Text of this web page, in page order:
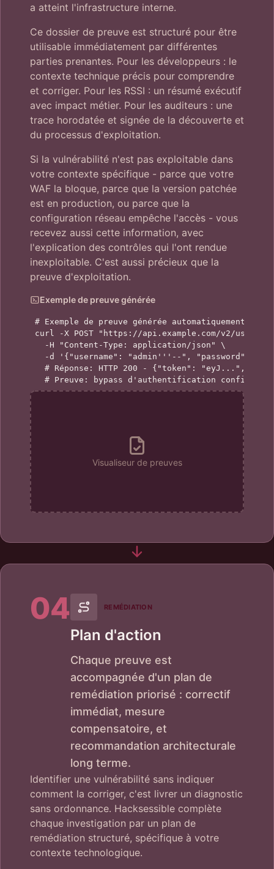
a atteint l'infrastructure interne.
Ce dossier de preuve est structuré pour être
utilisable immédiatement par différentes
parties prenantes. Pour les développeurs : le
contexte technique précis pour comprendre
et corriger. Pour les RSSI : un résumé exécutif
avec impact métier. Pour les auditeurs : une
trace horodatée et signée de la découverte et
du processus d'exploitation.
Si la vulnérabilité n'est pas exploitable dans
votre contexte spécifique - parce que votre
WAF la bloque, parce que la version patchée
est en production, ou parce que la
configuration réseau empêche l'accès - vous
recevez aussi cette information, avec
l'explication des contrôles qui l'ont rendue
inexploitable. C'est aussi précieux que la
preuve d'exploitation.
Exemple de preuve générée
# Exemple de preuve générée automatiquement
curl -X POST "https://api.example.com/v2/users" \
  -H "Content-Type: application/json" \
-d '{"username": "admin'''--", "password":
# Réponse: HTTP 200 - {"token": "eyJ...",
  # Preuve: bypass d'authentification confirmé
Visualiseur de preuves
04 REMÉDIATION
Plan d'action
Chaque preuve est
accompagnée d'un plan de
remédiation priorisé : correctif
immédiat, mesure
compensatoire, et
recommandation architecturale
long terme.
Identifier une vulnérabilité sans indiquer
comment la corriger, c'est livrer un diagnostic
sans ordonnance. Hacksessible complète
chaque investigation par un plan de
remédiation structuré, spécifique à votre
contexte technologique.